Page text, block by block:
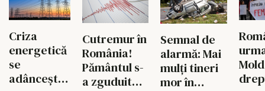
Criza
energetică
se
adâncește.
Cutremur în
România!
Pământul s-
a zguduit
Semnal de
alarmă: Mai
mulți tineri
mor în